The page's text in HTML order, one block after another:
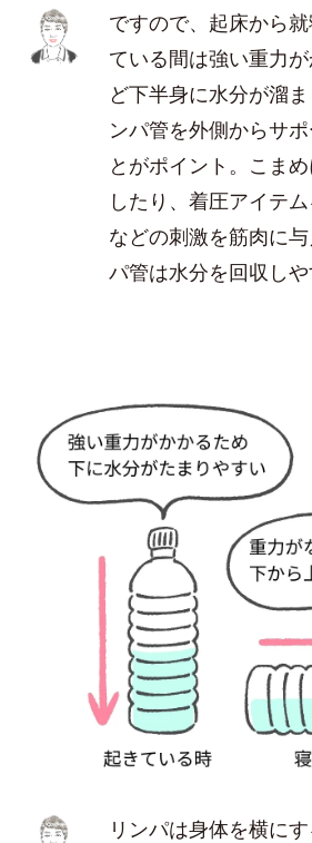
ですので、起床から
ている間は強い重力
ど下半身に水分が溜
ンパ管を外側からサ
とがポイント。こま
したり、着圧アイテ
などの刺激を筋肉に
パ管は水分を回収しや
リンパは身体を横に